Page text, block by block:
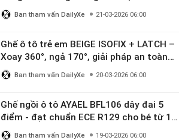
Ban tham vấn DailyXe 21-03-2026 06:00
Ghế ô tô trẻ em BEIGE ISOFIX + LATCH –
Xoay 360°, ngả 170°, giải pháp an toàn
linh hoạt cho bé 0–10 tuổi
Ban tham vấn DailyXe 20-03-2026 06:00
Ghế ngồi ô tô AYAEL BFL106 dây đai 5
điểm - đạt chuẩn ECE R129 cho bé từ 1–
10 tuổi
Ban tham vấn DailyXe 19-03-2026 06:00